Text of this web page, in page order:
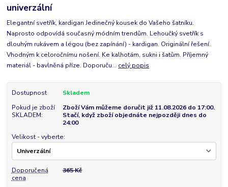
univerzální
Elegantní svetřík, kardigan Jedinečný kousek do Vašeho šatníku.
Naprosto odpovídá současný módním trendům. Lehoučký svetřík s
dlouhým rukávem a légou (bez zapínání) - kardigan. Originální řešení.
Vhodným k celoročnímu nošení. Ke kalhotám, sukni i šatům. Příjemný
materiál - bavlněná příze. Doporuču... celý popis
Dostupnost
Skladem
Pokud je zboží
SKLADEM:
Zboží Vám můžeme doručit již 11.08.2026 do 17:00.
Stačí, když zboží objednáte nejpozději dnes do
24:00
Velikost - vyberte:
Doporučená
cena
365 Kč